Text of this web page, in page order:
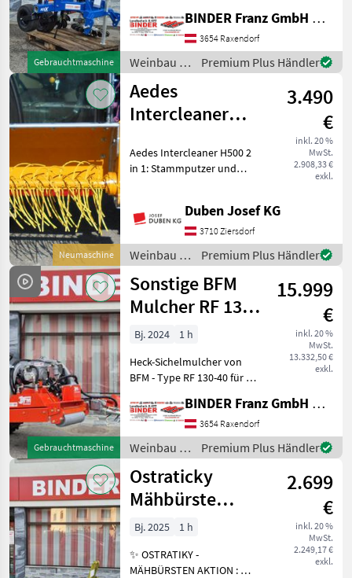
Gebrauchtmaschine
Bähr Rollhacke 2-reihig und
✔️ Bähr Fingerhacke
montiert ✔️ auf Rolx
Geräteträger ZWG 40
BINDER Franz GmbH & CoKG
3654 Raxendorf
Weinbau /
Sonstige
Premium Plus Händler
Neumaschine
Aedes
Intercleaner
3.490
€
inkl. 20 %
MwSt.
2.908,33 €
exkl.
Aedes Intercleaner H500 2
in 1: Stammputzer und
Kopfhöhe einstellbar von
ca. 400 bis 600 mm,
Fadenrotor mit 500 mm
Länge und Spez
Duben Josef KG
3710 Ziersdorf
Weinbau /
Aedes
Premium Plus Händler
Gebrauchtmaschine
Sonstige BFM
Mulcher RF 130-
40 mit
schwenkbarer
Mähbürste
15.999
€
inkl. 20 %
MwSt.
13.332,50 €
exkl.
Bj. 2024
1 h
Heck-Sichelmulcher von
BFM - Type RF 130-40 für die
Unkrautbekämpfung in
Weinbergen und
Obstplantagen. bestehend
aus : 1 St. Sichelmul
BINDER Franz GmbH & CoKG
3654 Raxendorf
Weinbau /
Sonstige
Premium Plus Händler
Ostraticky
Mähbürste
EcoLine 360
2.699
€
inkl. 20 %
MwSt.
2.249,17 €
exkl.
Bj. 2025
1 h
✨ OSTRATIKY -
MÄHBÜRSTEN AKTION : ✔️